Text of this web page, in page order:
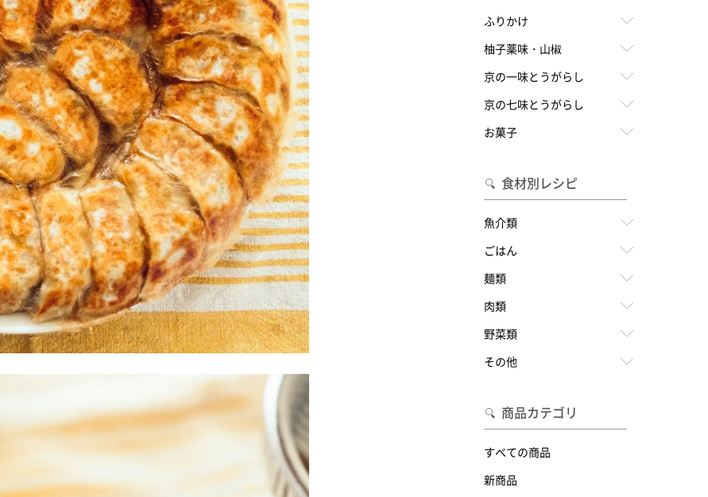
ふりかけ
柚子薬味・山椒
京の一味とうがらし
京の七味とうがらし
お菓子
食材別レシピ
魚介類
ごはん
麺類
肉類
野菜類
その他
商品カテゴリ
すべての商品
新商品